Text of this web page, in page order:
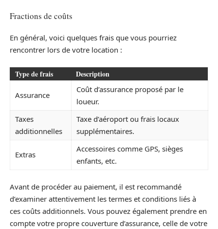
Fractions de coûts
En général, voici quelques frais que vous pourriez
rencontrer lors de votre location :
Type de frais Description
Assurance
Coût d’assurance proposé par le
loueur.
Taxes
additionnelles
Taxe d’aéroport ou frais locaux
supplémentaires.
Extras
Accessoires comme GPS, sièges
enfants, etc.
Avant de procéder au paiement, il est recommandé
d’examiner attentivement les termes et conditions liés à
ces coûts additionnels. Vous pouvez également prendre en
compte votre propre couverture d’assurance, celle de votre